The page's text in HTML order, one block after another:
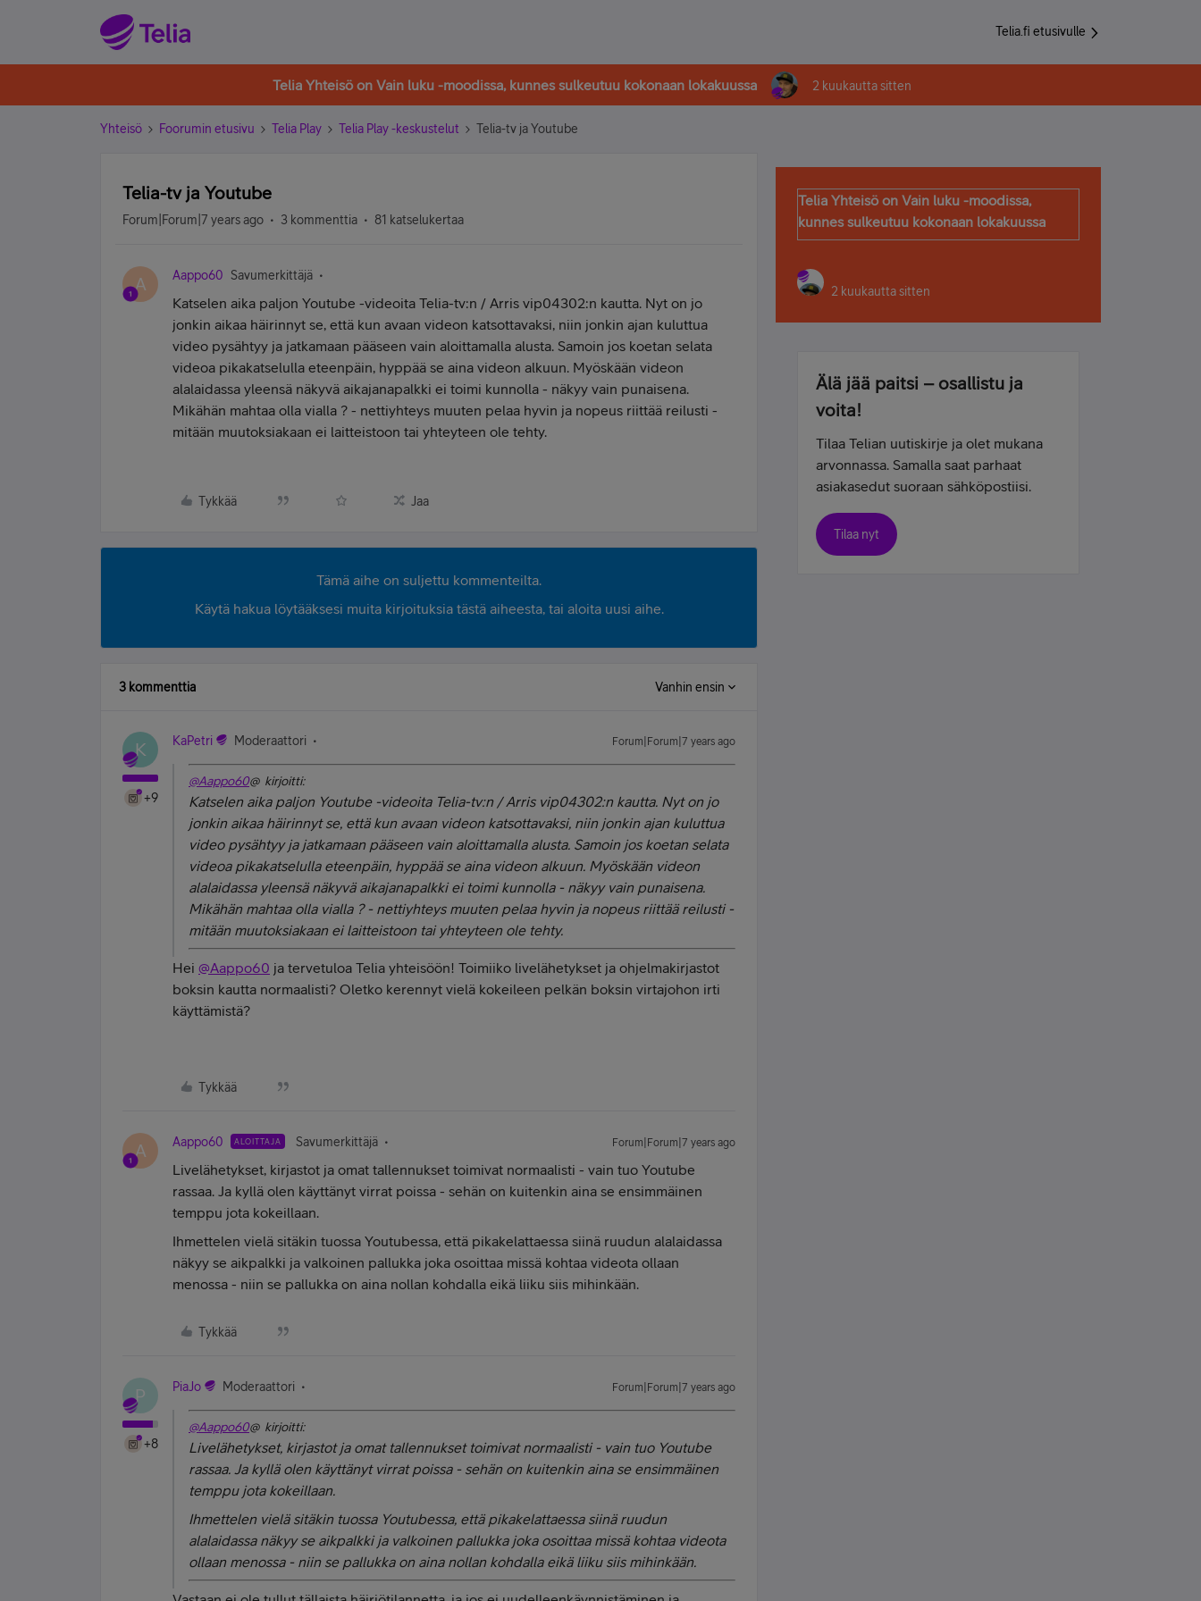
Telia.fi etusivulle
Telia Yhteisö on Vain luku -moodissa, kunnes sulkeutuu kokonaan lokakuussa 2 kuukautta sitten
Yhteisö Foorumin etusivu Telia Play Telia Play -keskustelut Telia-tv ja Youtube
Telia-tv ja Youtube
Forum|Forum|7 years ago 3 kommenttia 81 katselukertaa
A Aappo60 Savumerkittäjä
Katselen aika paljon Youtube -videoita Telia-tv:n / Arris vip04302:n kautta. Nyt on jo
jonkin aikaa häirinnyt se, että kun avaan videon katsottavaksi, niin jonkin ajan kuluttua
video pysähtyy ja jatkamaan pääseen vain aloittamalla alusta. Samoin jos koetan selata
videoa pikakatselulla eteenpäin, hyppää se aina videon alkuun. Myöskään videon
alalaidassa yleensä näkyvä aikajanapalkki ei toimi kunnolla - näkyy vain punaisena.
Mikähän mahtaa olla vialla ? - nettiyhteys muuten pelaa hyvin ja nopeus riittää reilusti -
mitään muutoksiakaan ei laitteistoon tai yhteyteen ole tehty.
Tykkää Jaa
Tämä aihe on suljettu kommenteilta.
Käytä hakua löytääksesi muita kirjoituksia tästä aiheesta, tai aloita uusi aihe.
3 kommenttia Vanhin ensin
K
+9
KaPetri Moderaattori Forum|Forum|7 years ago
@Aappo60@ kirjoitti:
Katselen aika paljon Youtube -videoita Telia-tv:n / Arris vip04302:n kautta. Nyt on jo
jonkin aikaa häirinnyt se, että kun avaan videon katsottavaksi, niin jonkin ajan kuluttua
video pysähtyy ja jatkamaan pääseen vain aloittamalla alusta. Samoin jos koetan selata
videoa pikakatselulla eteenpäin, hyppää se aina videon alkuun. Myöskään videon
alalaidassa yleensä näkyvä aikajanapalkki ei toimi kunnolla - näkyy vain punaisena.
Mikähän mahtaa olla vialla ? - nettiyhteys muuten pelaa hyvin ja nopeus riittää reilusti -
mitään muutoksiakaan ei laitteistoon tai yhteyteen ole tehty.
Hei @Aappo60 ja tervetuloa Telia yhteisöön! Toimiiko livelähetykset ja ohjelmakirjastot
boksin kautta normaalisti? Oletko kerennyt vielä kokeileen pelkän boksin virtajohon irti
käyttämistä?
Tykkää
A Aappo60 ALOITTAJA Savumerkittäjä Forum|Forum|7 years ago
Livelähetykset, kirjastot ja omat tallennukset toimivat normaalisti - vain tuo Youtube
rassaa. Ja kyllä olen käyttänyt virrat poissa - sehän on kuitenkin aina se ensimmäinen
temppu jota kokeillaan.
Ihmettelen vielä sitäkin tuossa Youtubessa, että pikakelattaessa siinä ruudun alalaidassa
näkyy se aikpalkki ja valkoinen pallukka joka osoittaa missä kohtaa videota ollaan
menossa - niin se pallukka on aina nollan kohdalla eikä liiku siis mihinkään.
Tykkää
P
+8
PiaJo Moderaattori Forum|Forum|7 years ago
@Aappo60@ kirjoitti:
Livelähetykset, kirjastot ja omat tallennukset toimivat normaalisti - vain tuo Youtube
rassaa. Ja kyllä olen käyttänyt virrat poissa - sehän on kuitenkin aina se ensimmäinen
temppu jota kokeillaan.
Ihmettelen vielä sitäkin tuossa Youtubessa, että pikakelattaessa siinä ruudun
alalaidassa näkyy se aikpalkki ja valkoinen pallukka joka osoittaa missä kohtaa videota
ollaan menossa - niin se pallukka on aina nollan kohdalla eikä liiku siis mihinkään.
Telia Yhteisö on Vain luku -moodissa,
kunnes sulkeutuu kokonaan lokakuussa
2 kuukautta sitten
Älä jää paitsi – osallistu ja
voita!
Tilaa Telian uutiskirje ja olet mukana
arvonnassa. Samalla saat parhaat
asiakasedut suoraan sähköpostiisi.
Tilaa nyt